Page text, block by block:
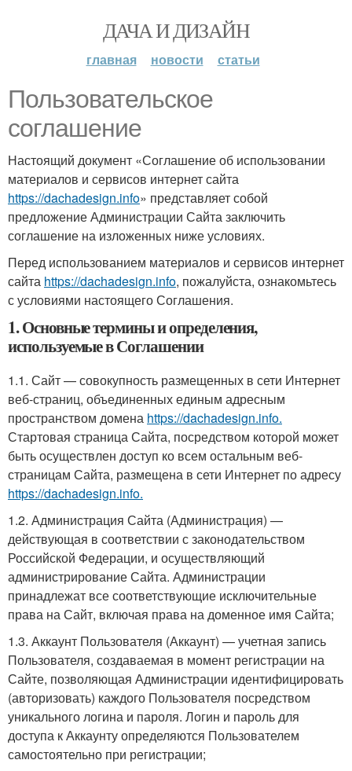
ДАЧА И ДИЗАЙН
главная новости статьи
Пользовательское
соглашение
Настоящий документ «Соглашение об использовании
материалов и сервисов интернет сайта
https://dachadesign.info» представляет собой
предложение Администрации Сайта заключить
соглашение на изложенных ниже условиях.
Перед использованием материалов и сервисов интернет
сайта https://dachadesign.info, пожалуйста, ознакомьтесь
с условиями настоящего Соглашения.
1. Основные термины и определения,
используемые в Соглашении
1.1. Сайт — совокупность размещенных в сети Интернет
веб-страниц, объединенных единым адресным
пространством домена https://dachadesign.info.
Стартовая страница Сайта, посредством которой может
быть осуществлен доступ ко всем остальным веб-
страницам Сайта, размещена в сети Интернет по адресу
https://dachadesign.info.
1.2. Администрация Сайта (Администрация) —
действующая в соответствии с законодательством
Российской Федерации, и осуществляющий
администрирование Сайта. Администрации
принадлежат все соответствующие исключительные
права на Сайт, включая права на доменное имя Сайта;
1.3. Аккаунт Пользователя (Аккаунт) — учетная запись
Пользователя, создаваемая в момент регистрации на
Сайте, позволяющая Администрации идентифицировать
(авторизовать) каждого Пользователя посредством
уникального логина и пароля. Логин и пароль для
доступа к Аккаунту определяются Пользователем
самостоятельно при регистрации;